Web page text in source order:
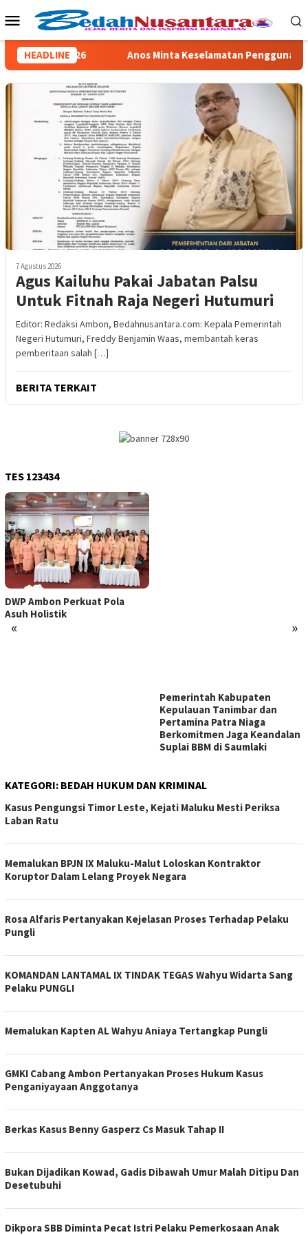
ke
Menu
Mobile
HEADLINE
ISRA 2026 Anos Minta Keselamatan Pengguna Jalan
7 Agustus 2026
Agus Kailuhu Pakai Jabatan Palsu
Untuk Fitnah Raja Negeri Hutumuri
Editor: Redaksi Ambon, Bedahnusantara.com: Kepala Pemerintah
Negeri Hutumuri, Freddy Benjamin Waas, membantah keras
pemberitaan salah […]
BERITA TERKAIT
TES 123434
« »
DWP Ambon Perkuat Pola
Asuh Holistik
Pemerintah Kabupaten
Kepulauan Tanimbar dan
Pertamina Patra Niaga
Berkomitmen Jaga Keandalan
Suplai BBM di Saumlaki
KATEGORI: BEDAH HUKUM DAN KRIMINAL
Kasus Pengungsi Timor Leste, Kejati Maluku Mesti Periksa
Laban Ratu
Memalukan BPJN IX Maluku-Malut Loloskan Kontraktor
Koruptor Dalam Lelang Proyek Negara
Rosa Alfaris Pertanyakan Kejelasan Proses Terhadap Pelaku
Pungli
KOMANDAN LANTAMAL IX TINDAK TEGAS Wahyu Widarta Sang
Pelaku PUNGLI
Memalukan Kapten AL Wahyu Aniaya Tertangkap Pungli
GMKI Cabang Ambon Pertanyakan Proses Hukum Kasus
Penganiyayaan Anggotanya
Berkas Kasus Benny Gasperz Cs Masuk Tahap II
Bukan Dijadikan Kowad, Gadis Dibawah Umur Malah Ditipu Dan
Desetubuhi
Dikpora SBB Diminta Pecat Istri Pelaku Pemerkosaan Anak